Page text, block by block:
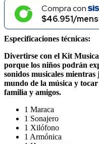
Compra con
$46.951/
Especificaciones técnicas:
Divertirse con el Kit
porque los niños podrán
sonidos musicales
mundo de la música y
familia y amigos.
1 Maraca
1 Sonajero
1 Xilófono
1 Armónica